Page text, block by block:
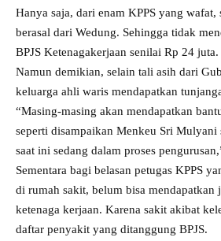
Hanya saja, dari enam KPPS yang wafat,
berasal dari Wedung. Sehingga tidak
BPJS Ketenagakerjaan senilai Rp 24 juta.
Namun demikian, selain tali asih dari
keluarga ahli waris mendapatkan
“Masing-masing akan mendapatkan
seperti disampaikan Menkeu Sri
saat ini sedang dalam proses
Sementara bagi belasan petugas KPPS
di rumah sakit, belum bisa mendapatkan
ketenaga kerjaan. Karena sakit akibat
daftar penyakit yang ditanggung BPJS.